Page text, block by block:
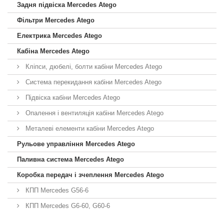
Задня підвіска Mercedes Atego
Фільтри Mercedes Atego
Електрика Mercedes Atego
Кабіна Mercedes Atego
Кліпси, дюбелі, болти кабіни Mercedes Atego
Система перекидання кабіни Mercedes Atego
Підвіска кабіни Mercedes Atego
Опалення і вентиляція кабіни Mercedes Atego
Металеві елементи кабіни Mercedes Atego
Рульове управління Mercedes Atego
Паливна система Mercedes Atego
Коробка передач і зчеплення Mercedes Atego
КПП Mercedes G56-6
КПП Mercedes G6-60, G60-6